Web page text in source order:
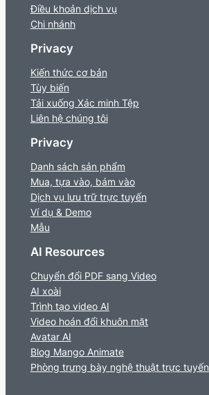
Điều khoản dịch vụ
Chi nhánh
Privacy
Kiến thức cơ bản
Tùy biến
Tải xuống Xác minh Tệp
Liên hệ chúng tôi
Privacy
Danh sách sản phẩm
Mua, tựa vào, bám vào
Dịch vụ lưu trữ trực tuyến
Ví dụ & Demo
Mẫu
AI Resources
Chuyển đổi PDF sang Video
AI xoài
Trình tạo video AI
Video hoán đổi khuôn mặt
Avatar AI
Blog Mango Animate
Phòng trưng bày nghệ thuật trực tuyến